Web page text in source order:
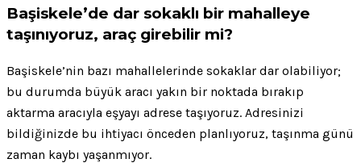
Başiskele’de dar sokaklı bir mahalleye
taşınıyoruz, araç girebilir mi?
Başiskele’nin bazı mahallelerinde sokaklar dar olabiliyor;
bu durumda büyük aracı yakın bir noktada bırakıp
aktarma aracıyla eşyayı adrese taşıyoruz. Adresinizi
bildiğinizde bu ihtiyacı önceden planlıyoruz, taşınma günü
zaman kaybı yaşanmıyor.